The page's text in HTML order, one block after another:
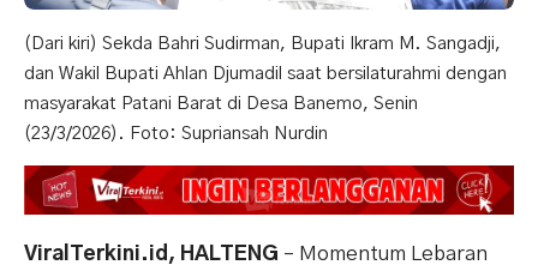
(Dari kiri) Sekda Bahri Sudirman, Bupati Ikram M. Sangadji,
dan Wakil Bupati Ahlan Djumadil saat bersilaturahmi dengan
masyarakat Patani Barat di Desa Banemo, Senin
(23/3/2026). Foto: Supriansah Nurdin
ViralTerkini.id, HALTENG – Momentum Lebaran